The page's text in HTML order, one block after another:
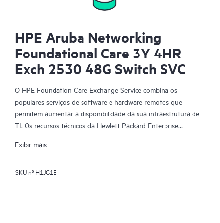
HPE Aruba Networking
Foundational Care 3Y 4HR
Exch 2530 48G Switch SVC
O HPE Foundation Care Exchange Service combina os
populares serviços de software e hardware remotos que
permitem aumentar a disponibilidade da sua infraestrutura de
TI. Os recursos técnicos da Hewlett Packard Enterprise
problemas de hardware e software em seus produtos HPE.
A troca de hardware é um serviço de troca de peças confiável e
Exibir mais
SKU nº H1JG1E